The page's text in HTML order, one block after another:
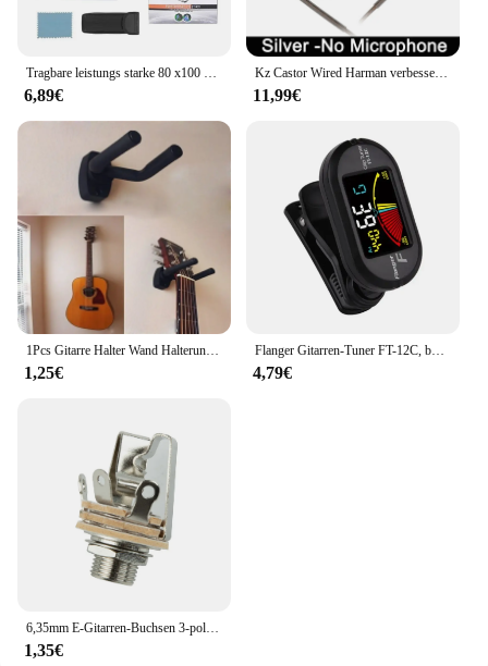
6,89€
Kz Castor Wired Harman verbesserte Bass Hifi Kopfhörer 2 dynamische abstimm bare Balance Monitor Kopfhörer iem Kopfhörer Musik Sport Ohrhörer
11,99€
1,25€
Flanger Gitarren-Tuner FT-12C, bunter Bildschirm, chromatisches Stimmgerät mit Clip-Mount-Display-Tuner für Gitarre, Bass, Ukulele, Violine
4,79€
1,35€